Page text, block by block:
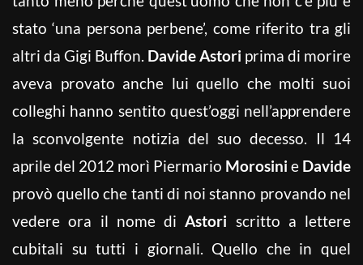
stato ‘una persona perbene’, come riferito tra gli
altri da Gigi Buffon. Davide Astori prima di morire
aveva provato anche lui quello che molti suoi
colleghi hanno sentito quest’oggi nell’apprendere
la sconvolgente notizia del suo decesso. Il 14
aprile del 2012 morì Piermario Morosini e Davide
provò quello che tanti di noi stanno provando nel
vedere ora il nome diAstori scritto a lettere
cubitali su tutti i giornali. Quello che in quel